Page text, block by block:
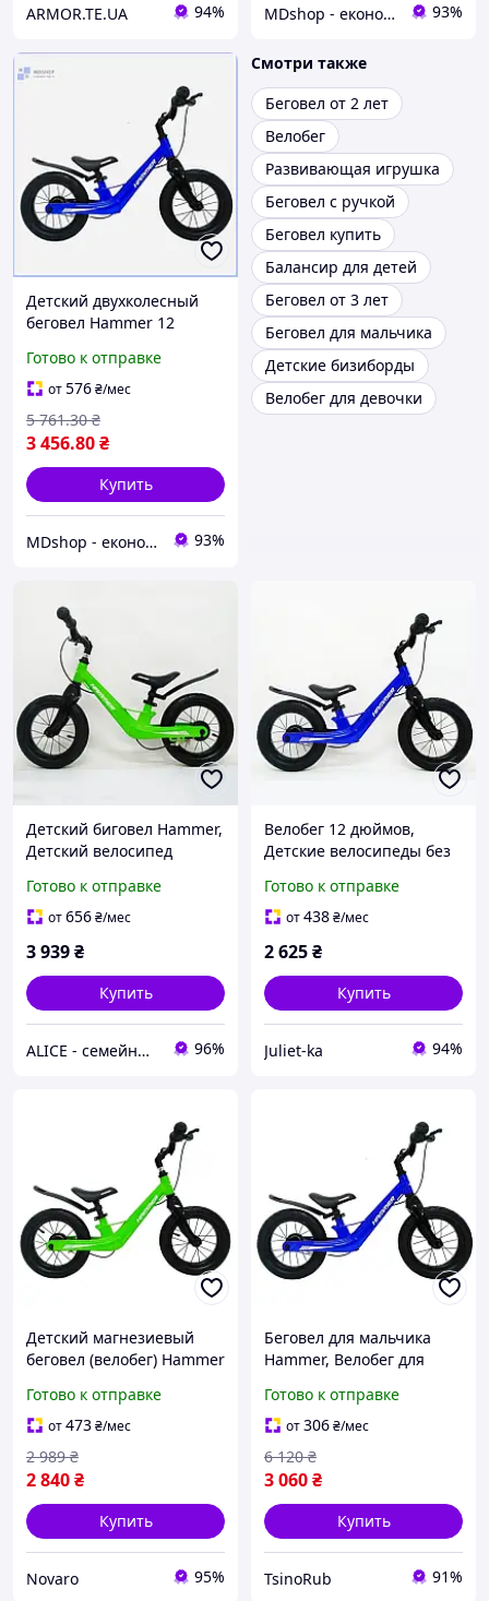
ARMOR.TE.UA 94% MDshop - економія поруч 93%
Детский двухколесный
беговел Hammer 12
транспорт без педалей
для малышей от 2 лет
МШоп1
Готово к отправке
от576₴/мес
3 456.80₴
5 761.30 ₴
Купить
MDshop - економія поруч 93%
Смотри также
Беговел от 2 лет
Велобег
Развивающая игрушка
Беговел с ручкой
Беговел купить
Балансир для детей
Беговел от 3 лет
Беговел для мальчика
Детские бизиборды
Велобег для девочки
Детский биговел Hammer,
Детский велосипед
для мальчика беговел-
велосипед MF-40
Готово к отправке
от656₴/мес
3 939₴
Купить
ALICE - семейный Интернет-магазин, товары для всей семьи 96%
Велобег 12 дюймов,
Детские велосипеды без
детей, Беговел для
малышей IN-56
Готово к отправке
от438₴/мес
2 625₴
Купить
Juliet-ka 94%
Детский магнезиевый
беговел (велобег) Hammer
(ws66615_WS)
Готово к отправке
от473₴/мес
2 840₴
2 989 ₴
Купить
Novaro 95%
Беговел для мальчика
Hammer, Велобег для
велосипед ребенку,
Детские велосипеды DL-
61
Готово к отправке
от306₴/мес
3 060₴
6 120 ₴
Купить
TsinoRub 91%